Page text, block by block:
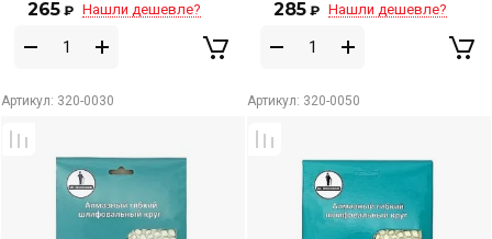
265 ₽ Нашли дешевле? 285 ₽ Нашли дешевле?
Артикул: 320-0030 Артикул: 320-0050